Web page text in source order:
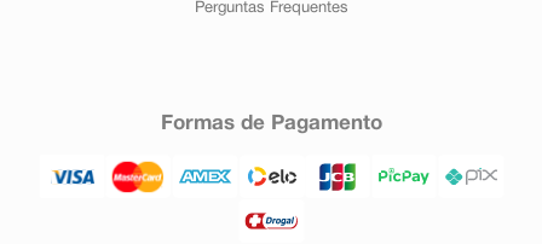
Perguntas Frequentes
Formas de Pagamento